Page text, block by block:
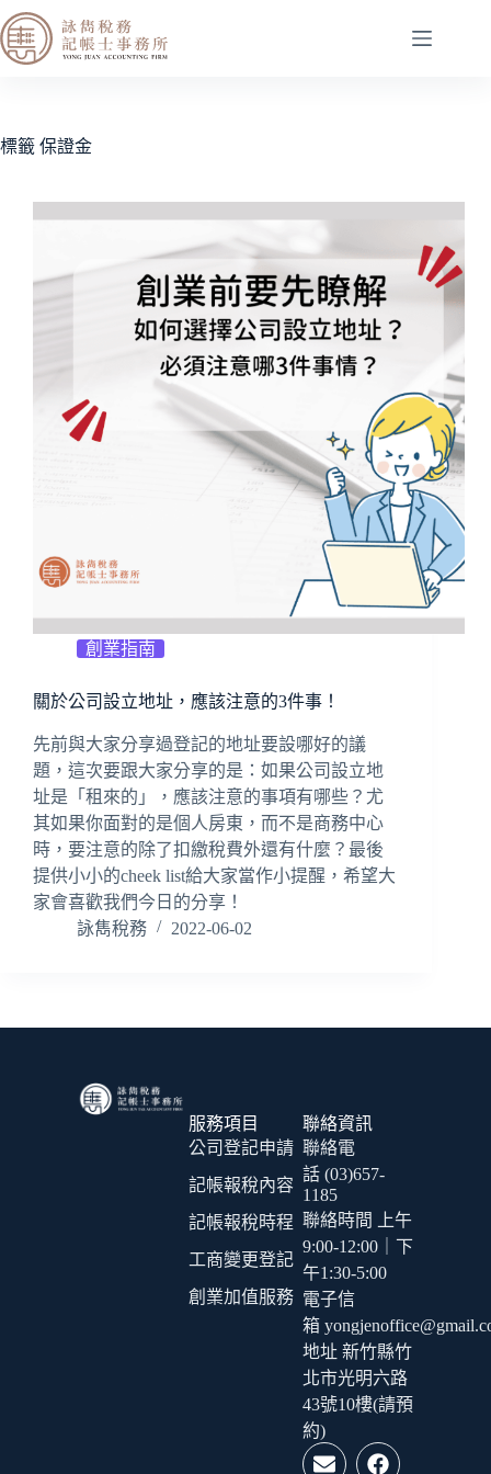
標籤 保證金
創業指南
關於公司設立地址，應該注意的3件事！
先前與大家分享過登記的地址要設哪好的議
題，這次要跟大家分享的是：如果公司設立地
址是「租來的」，應該注意的事項有哪些？尤
其如果你面對的是個人房東，而不是商務中心
時，要注意的除了扣繳稅費外還有什麼？最後
提供小小的cheek list給大家當作小提醒，希望大
家會喜歡我們今日的分享！
詠雋稅務
2022-06-02
服務項目
公司登記申請
記帳報稅內容
記帳報稅時程
工商變更登記
創業加值服務
聯絡資訊
聯絡電
話 (03)657-
1185
聯絡時間 上午
9:00-12:00｜下
午1:30-5:00
電子信
箱
地址 新竹縣竹
北市光明六路
43號10樓(請預
約)